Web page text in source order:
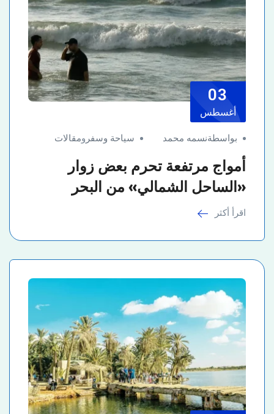
03
أغسطس
بواسطةنسمه محمد سياحة وسفر ومقالات
أمواج مرتفعة تحرم بعض زوار
«الساحل الشمالي» من البحر
اقرأ أكثر